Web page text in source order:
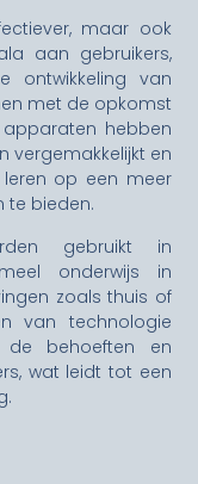
maar ook
aan gebruikers,
ontwikkeling van
met de opkomst
hebben
vergemakkelijkt en
op een meer
te bieden.
gebruikt in
onderwijs in
zoals thuis of
van technologie
behoeften en
wat leidt tot een